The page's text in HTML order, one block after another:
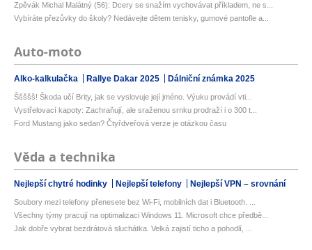
Zpěvák Michal Malátný (56): Dcery se snažím vychovávat příkladem, ne s...
Vybíráte přezůvky do školy? Nedávejte dětem tenisky, gumové pantofle a...
Auto-moto
Alko-kalkulačka Rallye Dakar 2025 Dálniční známka 2025
Ššššš! Škoda učí Brity, jak se vyslovuje její jméno. Výuku provádí vti...
Vystřelovací kapoty: Zachraňují, ale sraženou srnku prodraží i o 300 t...
Ford Mustang jako sedan? Čtyřdveřová verze je otázkou času
Věda a technika
Nejlepší chytré hodinky Nejlepší telefony Nejlepší VPN – srovnání
Soubory mezi telefony přenesete bez Wi-Fi, mobilních dat i Bluetooth. ...
Všechny týmy pracují na optimalizaci Windows 11. Microsoft chce předbě...
Jak dobře vybrat bezdrátová sluchátka. Velká zajistí ticho a pohodlí, ...